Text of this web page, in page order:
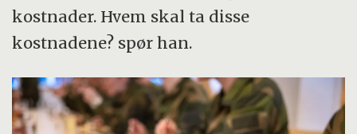
kostnader. Hvem skal ta disse
kostnadene? spør han.